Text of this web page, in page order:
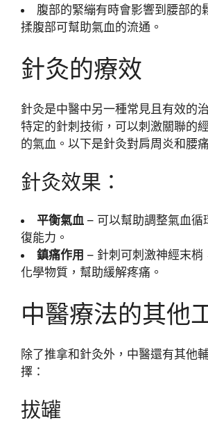
腹部的緊繃有時會影響到腰部的
揉腹部可幫助氣血的流通。
針灸的療效
針灸是中醫中另一種常見且有效的
特定的針刺技術，可以刺激關聯的
的氣血。以下是針灸對肩周炎和腰
針灸效果：
平衡氣血 – 可以幫助調整氣血循
復能力。
鎮痛作用 – 針刺可刺激神經末梢
化學物質，幫助緩解疼痛。
中醫療法的其他
除了推拿和針灸外，中醫還有其他
擇：
拔罐